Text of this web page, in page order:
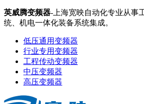
英威腾变频器-上海宽映自动化专业从事
统、机电一体化装备系统集成。
低压通用变频器
行业专用变频器
工程传动变频器
中压变频器
高压变频器